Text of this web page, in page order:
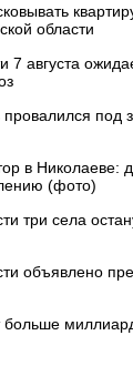
области
7 августа
под
в Николаеве:
(фото)
три села
объявлено
больше